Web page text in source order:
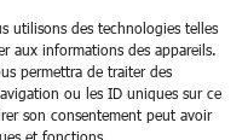
utilisons des technologies telles
aux informations des appareils.
permettra de traiter des
ou les ID uniques sur ce
son consentement peut avoir